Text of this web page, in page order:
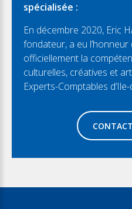
spécialisée :
En décembre 2020, Eric
fondateur, a eu
officiellement la
culturelles, créatives et
Experts-Comptables